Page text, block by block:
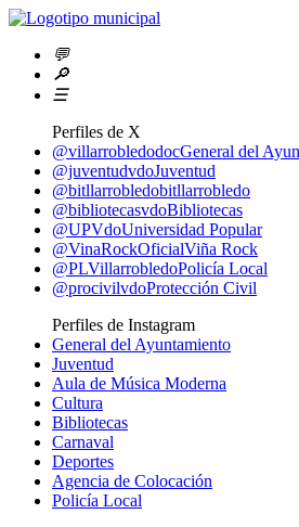
💬
🔎
☰
Perfiles de X
@villarrobledodocGeneral del
@juventudvdoJuventud
@bitllarrobledobitllarrobledo
@bibliotecasvdoBibliotecas
@UPVdoUniversidad Popular
@VinaRockOficialViña Rock
@PLVillarrobledoPolicía Local
@procivilvdoProtección Civil
Perfiles de Instagram
General del Ayuntamiento
Juventud
Aula de Música Moderna
Cultura
Bibliotecas
Carnaval
Deportes
Agencia de Colocación
Policía Local